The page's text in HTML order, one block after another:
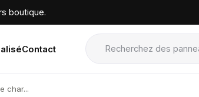
boutique.
Contact
char...